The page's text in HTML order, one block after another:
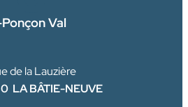
Val
de la Lauzière
LA BÂTIE-NEUVE